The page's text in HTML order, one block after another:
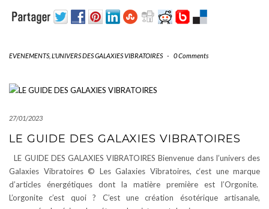
EVENEMENTS, L'UNIVERS DES GALAXIES VIBRATOIRES - 0 Comments
27/01/2023
LE GUIDE DES GALAXIES VIBRATOIRES
LE GUIDE DES GALAXIES VIBRATOIRES Bienvenue dans l’univers des
Galaxies Vibratoires © Les Galaxies Vibratoires, c‘est une marque
d’articles énergétiques dont la matière première est l’Orgonite.
L’orgonite c’est quoi ? C’est une création ésotérique artisanale,